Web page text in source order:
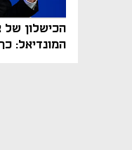
הכישלון של
המונדיאל: